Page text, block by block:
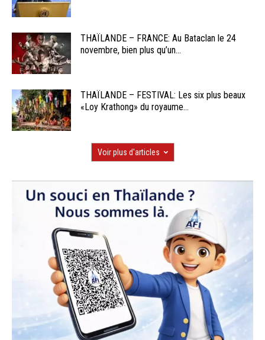
THAÏLANDE – FRANCE: Au Bataclan le 24
novembre, bien plus qu’un...
THAÏLANDE – FESTIVAL: Les six plus beaux
«Loy Krathong» du royaume...
Voir plus d'articles